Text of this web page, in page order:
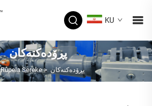
KU
پڕۆدەکتەکان
Rûpela Sereke>پڕۆدەکتەکان